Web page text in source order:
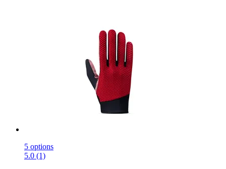
5 options
5.0 (1)